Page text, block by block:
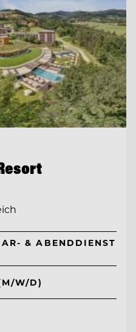
& ABENDDIENST
W/D)